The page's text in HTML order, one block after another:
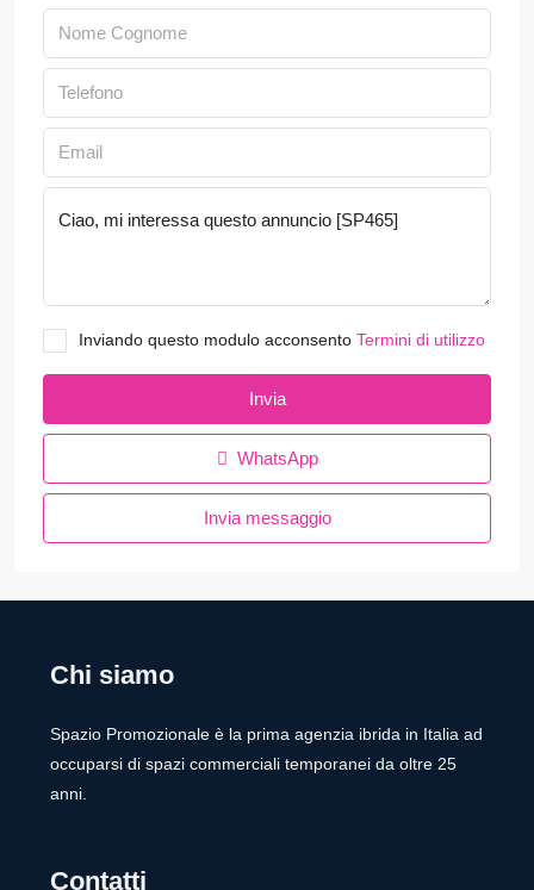
Inviando questo modulo acconsento Termini di utilizzo
Invia
WhatsApp
Invia messaggio
Chi siamo
Spazio Promozionale è la prima agenzia ibrida in Italia ad
occuparsi di spazi commerciali temporanei da oltre 25
anni.
Contatti